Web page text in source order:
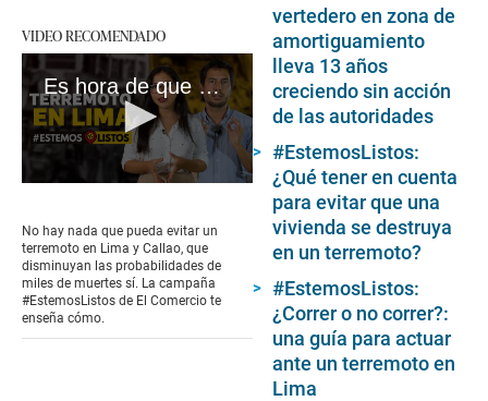
VIDEO RECOMENDADO
Es hora de que #estemoslistos
of
2
minutes,
47
seconds
No hay nada que pueda evitar un
terremoto en Lima y Callao, que
disminuyan las probabilidades de
miles de muertes sí. La campaña
#EstemosListos de El Comercio te
enseña cómo.
vertedero en zona de
amortiguamiento
lleva 13 años
creciendo sin acción
de las autoridades
#EstemosListos:
¿Qué tener en cuenta
para evitar que una
vivienda se destruya
en un terremoto?
#EstemosListos:
¿Correr o no correr?:
una guía para actuar
ante un terremoto en
Lima